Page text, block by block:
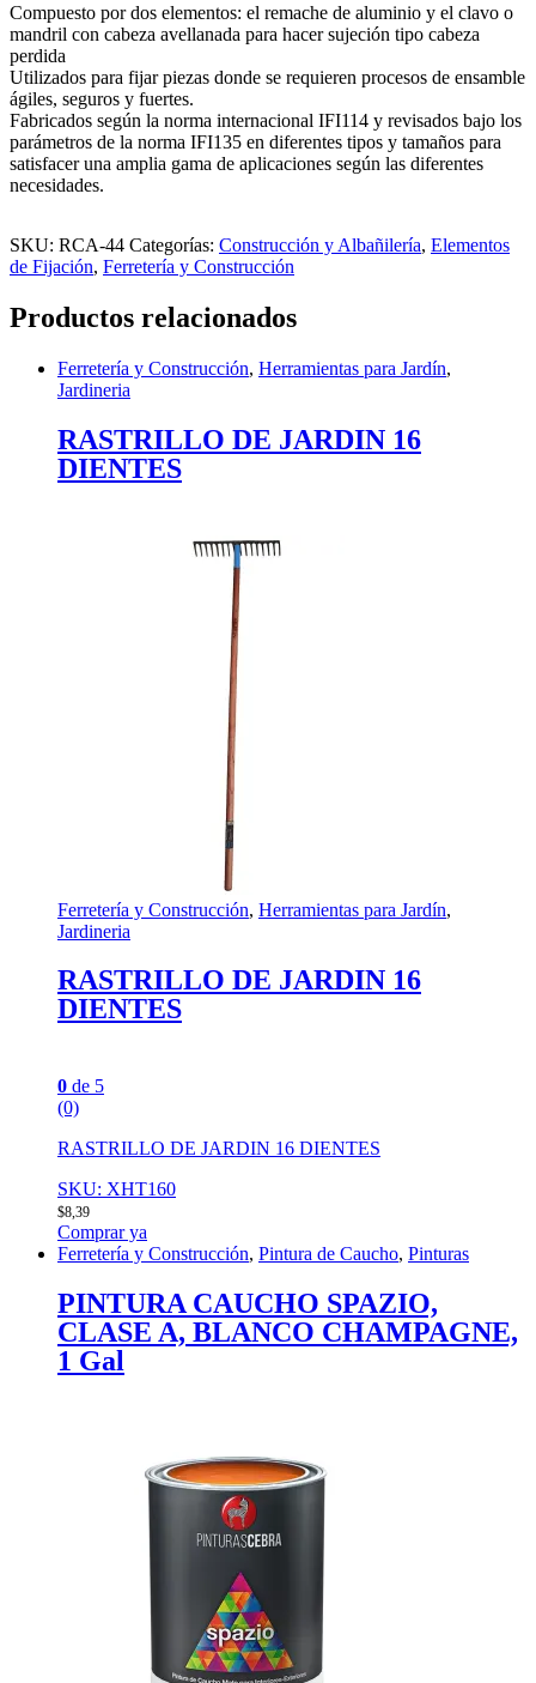
Compuesto por dos elementos: el remache de aluminio y el clavo o
mandril con cabeza avellanada para hacer sujeción tipo cabeza
perdida
Utilizados para fijar piezas donde se requieren procesos de ensamble
ágiles, seguros y fuertes.
Fabricados según la norma internacional IFI114 y revisados bajo los
parámetros de la norma IFI135 en diferentes tipos y tamaños para
satisfacer una amplia gama de aplicaciones según las diferentes
necesidades.
SKU: RCA-44 Categorías: Construcción y Albañilería, Elementos
de Fijación, Ferretería y Construcción
Productos relacionados
Ferretería y Construcción, Herramientas para Jardín,
Jardineria
RASTRILLO DE JARDIN 16
DIENTES
Ferretería y Construcción, Herramientas para Jardín,
Jardineria
RASTRILLO DE JARDIN 16
DIENTES
0 de 5
(0)
RASTRILLO DE JARDIN 16 DIENTES
SKU: XHT160
$8,39
Comprar ya
Ferretería y Construcción, Pintura de Caucho, Pinturas
PINTURA CAUCHO SPAZIO,
CLASE A, BLANCO CHAMPAGNE,
1 Gal